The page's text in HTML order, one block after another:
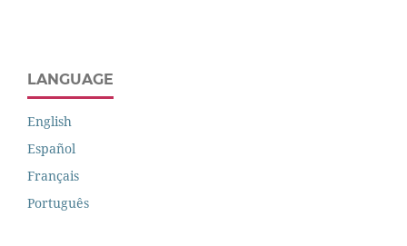
LANGUAGE
English
Español
Français
Português